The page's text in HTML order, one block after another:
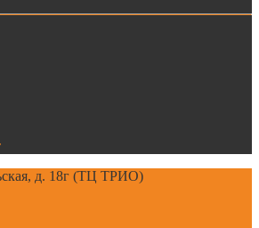
д. 18г (ТЦ ТРИО)